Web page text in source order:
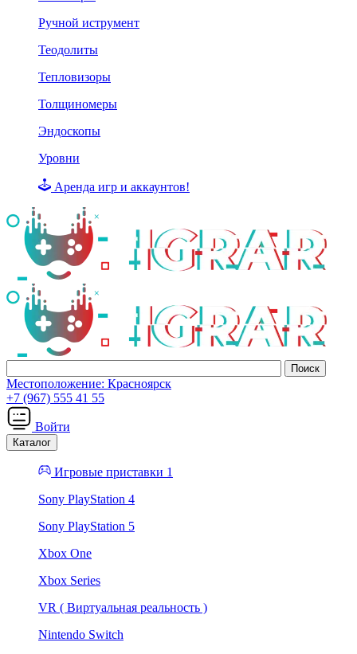
Ручной иструмент
Теодолиты
Тепловизоры
Толщиномеры
Эндоскопы
Уровни
Аренда игр и аккаунтов!
Местоположение: Красноярск
+7 (967) 555 41 55
Войти
Каталог
Игровые приставки 1
Sony PlayStation 4
Sony PlayStation 5
Xbox One
Xbox Series
VR ( Виртуальная реальность )
Nintendo Switch